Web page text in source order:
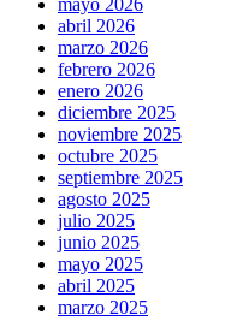
abril 2026
marzo 2026
febrero 2026
enero 2026
diciembre 2025
noviembre 2025
octubre 2025
septiembre 2025
agosto 2025
julio 2025
junio 2025
mayo 2025
abril 2025
marzo 2025